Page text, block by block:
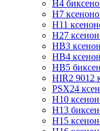
H4
H7
H11
H27
HB3
HB4
HB5
HIR2 9012
PSX24
H10
H13
H15